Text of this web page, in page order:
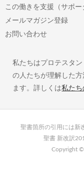
この働きを支援（サポー
メールマガジン登録
お問い合わせ
私たちはプロテスタ
の人たちが理解した
ます。詳しくは私たち
聖書箇所の引用には新
聖書 新改訳
Copyright ©